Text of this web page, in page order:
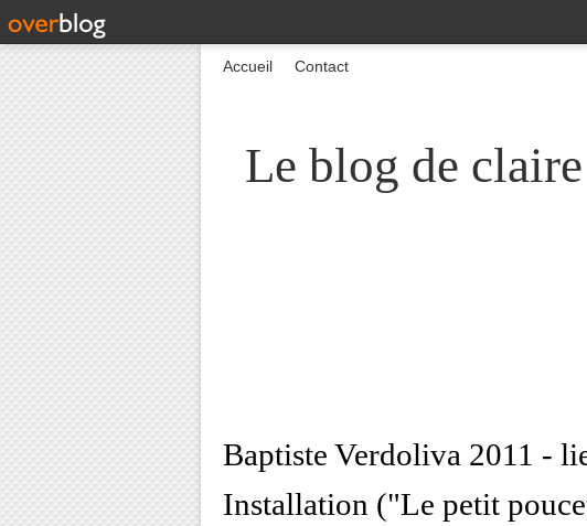
Le blog de claire
Accueil Contact
Baptiste Verdoliva 2011 -
Installation ("Le petit